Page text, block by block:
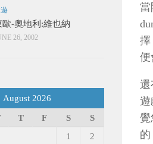
當
擇
便
還
遊
覺
歐-奧地利:維也納
26, 2002
August 2026
T F S
S
1
2